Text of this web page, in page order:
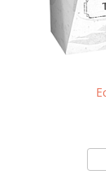
Carti de joc
Alte produse Hobby
Merch Lex Hobby